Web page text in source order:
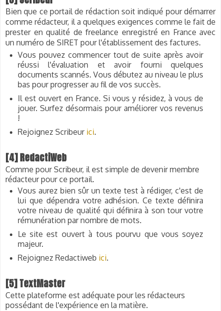
Bien que ce portail de rédaction soit indiqué pour démarrer
comme rédacteur, il a quelques exigences comme le fait de
prester en qualité de freelance enregistré en France avec
un numéro de SIRET pour l'établissement des factures.
Vous pouvez commencer tout de suite après avoir
réussi l'évaluation et avoir fourni quelques
documents scannés. Vous débutez au niveau le plus
bas pour progresser au fil de vos succès.
Il est ouvert en France. Si vous y résidez, à vous de
jouer. Surfez désormais pour améliorer vos revenus
!
Rejoignez Scribeur ici.
[4] RedactiWeb
Comme pour Scribeur, il est simple de devenir membre
rédacteur pour ce portail.
Vous aurez bien sûr un texte test à rédiger, c'est de
lui que dépendra votre adhésion. Ce texte définira
votre niveau de qualité qui définira à son tour votre
rémunération par nombre de mots.
Le site est ouvert à tous pourvu que vous soyez
majeur.
Rejoignez Redactiweb ici.
[5] TextMaster
Cette plateforme est adéquate pour les rédacteurs
possédant de l'expérience en la matière.